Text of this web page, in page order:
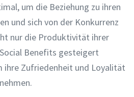
um die Beziehung zu ihren
und sich von der Konkurrenz
nur die Produktivität ihrer
Benefits gesteigert
ihre Zufriedenheit und Loyalität